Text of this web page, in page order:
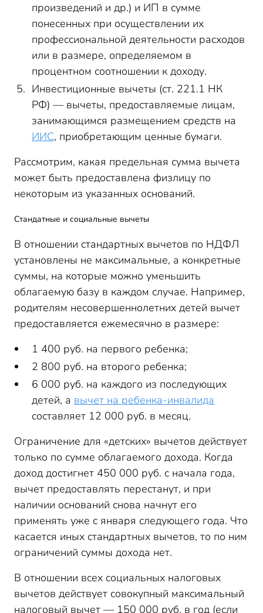
произведений и др.) и ИП в сумме
понесенных при осуществлении их
профессиональной деятельности расходов
или в размере, определяемом в
процентном соотношении к доходу.
Инвестиционные вычеты (ст. 221.1 НК
РФ) — вычеты, предоставляемые лицам,
занимающимся размещением средств на
ИИС, приобретающим ценные бумаги.
Рассмотрим, какая предельная сумма вычета
может быть предоставлена физлицу по
некоторым из указанных оснований.
Стандатные и социальные вычеты
В отношении стандартных вычетов по НДФЛ
установлены не максимальные, а конкретные
суммы, на которые можно уменьшить
облагаемую базу в каждом случае. Например,
родителям несовершеннолетних детей вычет
предоставляется ежемесячно в размере:
1 400 руб. на первого ребенка;
2 800 руб. на второго ребенка;
6 000 руб. на каждого из последующих
детей, а вычет на ребенка-инвалида
составляет 12 000 руб. в месяц.
Ограничение для «детских» вычетов действует
только по сумме облагаемого дохода. Когда
доход достигнет 450 000 руб. с начала года,
вычет предоставлять перестанут, и при
наличии оснований снова начнут его
применять уже с января следующего года. Что
касается иных стандартных вычетов, то по ним
ограничений суммы дохода нет.
В отношении всех социальных налоговых
вычетов действует совокупный максимальный
налоговый вычет — 150 000 руб. в год (если